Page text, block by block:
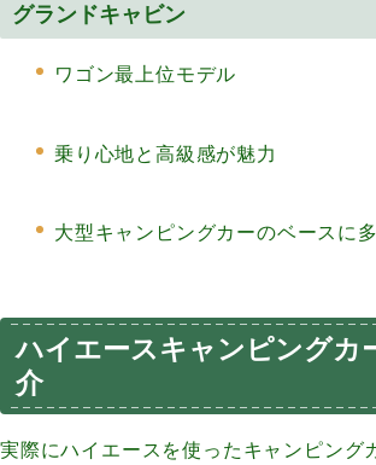
グランドキャビン
ワゴン最上位モデル
乗り心地と高級感が魅力
大型キャンピングカーのベースに
ハイエースキャンピングカ
介
実際にハイエースを使ったキャンピング